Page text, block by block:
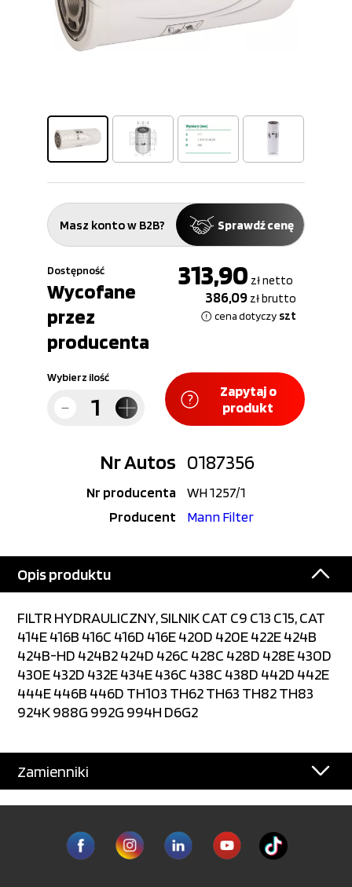
Masz konto w B2B? Sprawdź cenę
Dostępność
Wycofane
przez
producenta
313,90 złnetto
386,09 złbrutto
cena dotyczy szt
Wybierz ilość
Zapytaj o
produkt
Nr Autos 0187356
Nr producenta
WH 1257/1
Producent
Mann Filter
Opis produktu
FILTR HYDRAULICZNY, SILNIK CAT C9 C13 C15, CAT
414E 416B 416C 416D 416E 420D 420E 422E 424B
424B-HD 424B2 424D 426C 428C 428D 428E 430D
430E 432D 432E 434E 436C 438C 438D 442D 442E
444E 446B 446D TH103 TH62 TH63 TH82 TH83
924K 988G 992G 994H D6G2
Zamienniki